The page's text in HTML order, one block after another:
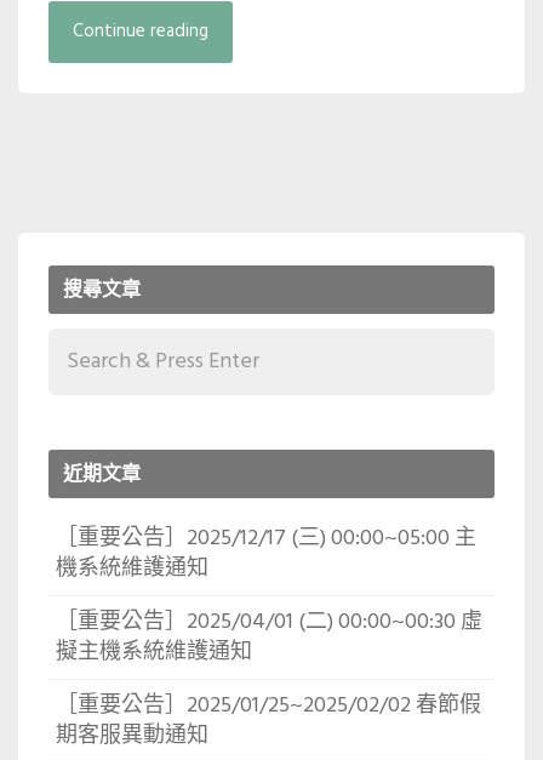
Continue reading
搜尋文章
近期文章
［重要公告］2025/12/17 (三) 00:00~05:00 主
機系統維護通知
［重要公告］2025/04/01 (二) 00:00~00:30 虛
擬主機系統維護通知
［重要公告］2025/01/25~2025/02/02 春節假
期客服異動通知